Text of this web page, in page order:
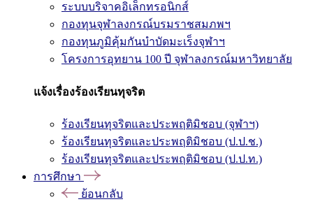
ระบบบริจาคอิเล็กทรอนิกส์
กองทุนจุฬาลงกรณ์บรมราชสมภพฯ
กองทุนภูมิคุ้มกันบำบัดมะเร็งจุฬาฯ
โครงการอุทยาน 100 ปี จุฬาลงกรณ์มหาวิทยาลัย
แจ้งเรื่องร้องเรียนทุจริต
ร้องเรียนทุจริตและประพฤติมิชอบ (จุฬาฯ)
ร้องเรียนทุจริตและประพฤติมิชอบ (ป.ป.ช.)
ร้องเรียนทุจริตและประพฤติมิชอบ (ป.ป.ท.)
การศึกษา
ย้อนกลับ